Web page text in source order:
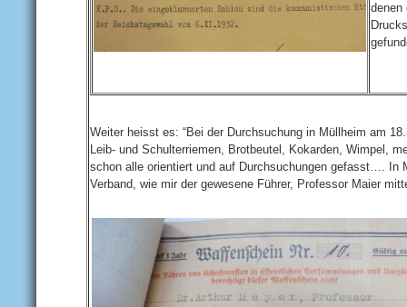
denen
Weiter heisst es: “Bei der Durchsuchung in Müllheim am
Leib- und Schulterriemen, Brotbeutel, Kokarden, Wimpel,
schon alle orientiert und auf Durchsuchungen gefasst…. In
Verband, wie mir der gewesene Führer, Professor Maier